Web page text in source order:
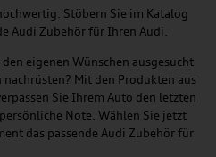
Stöbern Sie im Katalog
Audi Zubehör für Ihren Audi.
eigenen Wünschen ausgesucht
Mit den Produkten aus
Sie Ihrem Auto den letzten
Note. Wählen Sie jetzt
das passende Audi Zubehör für